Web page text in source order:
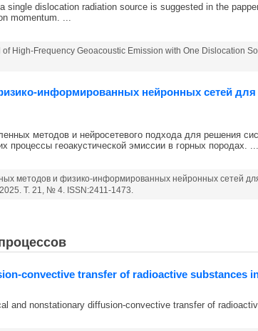
dislocation radiation source is suggested in the
momentum. ...
High-Frequency Geoacoustic Emission with One Dislocation
информированных нейронных сетей
методов и нейросетевого подхода для решения
геоакустической эмиссии в горных породах. ...
методов и физико-информированных нейронных сетей
Т. 21, № 4. ISSN:2411-1473.
convective transfer of radioactive substances
and nonstationary diffusion-convective transfer of